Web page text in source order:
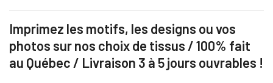
Imprimez les motifs, les designs ou vos
photos sur nos choix de tissus / 100% fait
au Québec / Livraison 3 à 5 jours ouvrables !